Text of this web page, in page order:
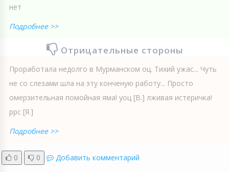
нет
Подробнее >>
Отрицательные стороны
Проработала недолго в Мурманском оц. Тихий ужас... Чуть
не со слезами шла на эту конченую работу... Просто
омерзительная помойная яма! уоц [В.] лживая истеричка!
ррс [Я.]
Подробнее >>
0 0 Добавить комментарий